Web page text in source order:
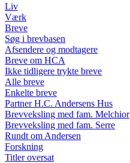
Liv
Værk
Breve
Søg i brevbasen
Afsendere og modtagere
Breve om HCA
Ikke tidligere trykte breve
Alle breve
Enkelte breve
Partner H.C. Andersens Hus
Brevveksling med fam. Melchior
Brevveksling med fam. Serre
Rundt om Andersen
Forskning
Titler oversat